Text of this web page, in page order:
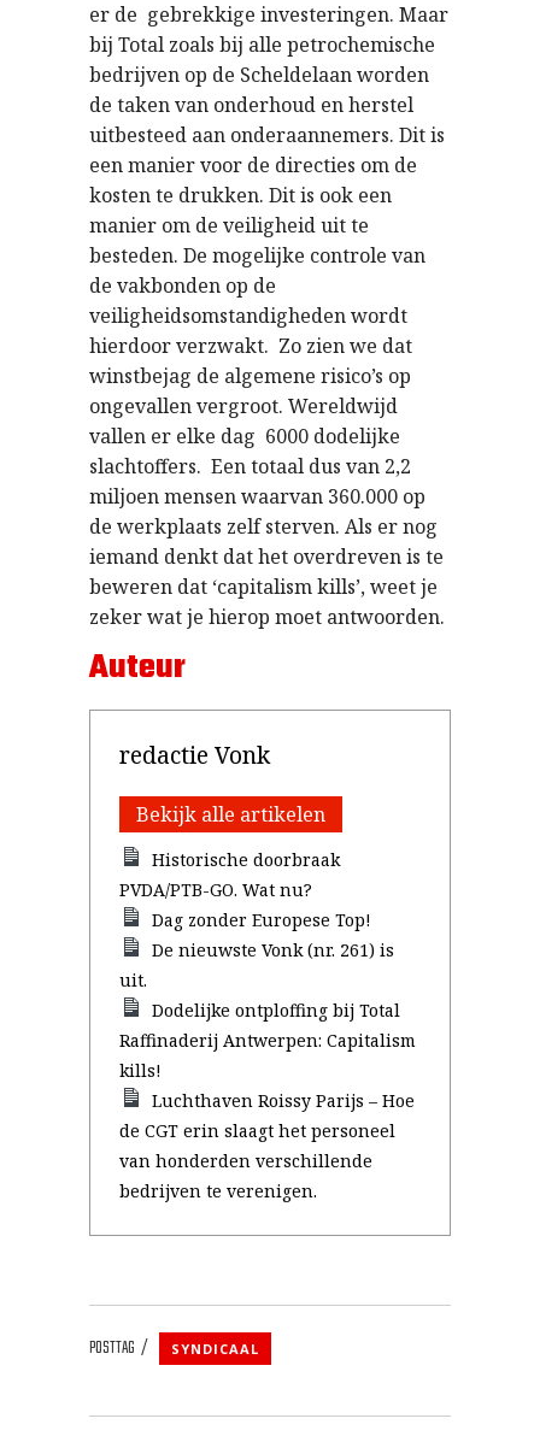
er de gebrekkige investeringen. Maar
bij Total zoals bij alle petrochemische
bedrijven op de Scheldelaan worden
de taken van onderhoud en herstel
uitbesteed aan onderaannemers. Dit is
een manier voor de directies om de
kosten te drukken. Dit is ook een
manier om de veiligheid uit te
besteden. De mogelijke controle van
de vakbonden op de
veiligheidsomstandigheden wordt
hierdoor verzwakt. Zo zien we dat
winstbejag de algemene risico’s op
ongevallen vergroot. Wereldwijd
vallen er elke dag 6000 dodelijke
slachtoffers. Een totaal dus van 2,2
miljoen mensen waarvan 360.000 op
de werkplaats zelf sterven. Als er nog
iemand denkt dat het overdreven is te
beweren dat ‘capitalism kills’, weet je
zeker wat je hierop moet antwoorden.
Auteur
redactie Vonk
Bekijk alle artikelen
Historische doorbraak
PVDA/PTB-GO. Wat nu?
Dag zonder Europese Top!
De nieuwste Vonk (nr. 261) is
uit.
Dodelijke ontploffing bij Total
Raffinaderij Antwerpen: Capitalism
kills!
Luchthaven Roissy Parijs – Hoe
de CGT erin slaagt het personeel
van honderden verschillende
bedrijven te verenigen.
POSTTAG SYNDICAAL